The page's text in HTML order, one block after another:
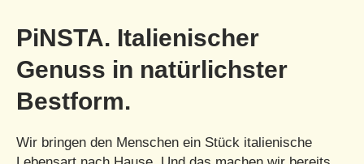
PiNSTA. Italienischer
Genuss in natürlichster
Bestform.
Wir bringen den Menschen ein Stück italienische